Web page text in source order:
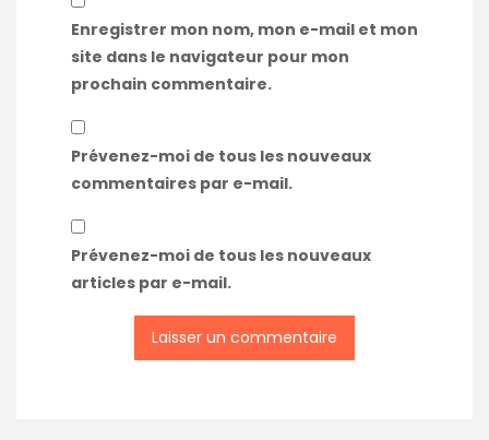
Enregistrer mon nom, mon e-mail et mon
site dans le navigateur pour mon
prochain commentaire.
Prévenez-moi de tous les nouveaux
commentaires par e-mail.
Prévenez-moi de tous les nouveaux
articles par e-mail.